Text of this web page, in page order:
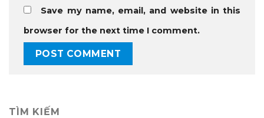
Save my name, email, and website in this
browser for the next time I comment.
TÌM KIẾM